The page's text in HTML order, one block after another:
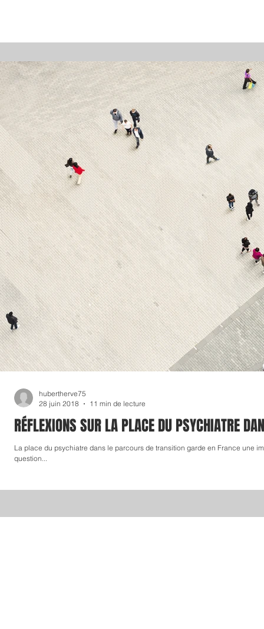
RÉFLEXIONS SUR LA PLACE DU PSYCHIATRE
La place du psychiatre dans le parcours de transition garde en France une
question...
hubertherve75
28 juin 2018
11 min de lecture